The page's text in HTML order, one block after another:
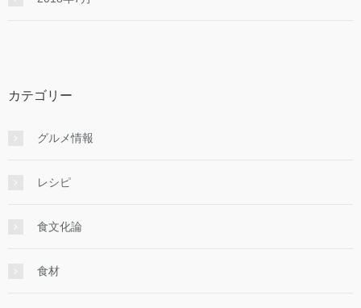
カテゴリー
グルメ情報
レシピ
食文化論
食材